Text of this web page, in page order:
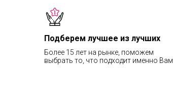
Подберем лучшее из лучших
Более 15 лет на рынке, поможем
выбрать то, что подходит именно Вам